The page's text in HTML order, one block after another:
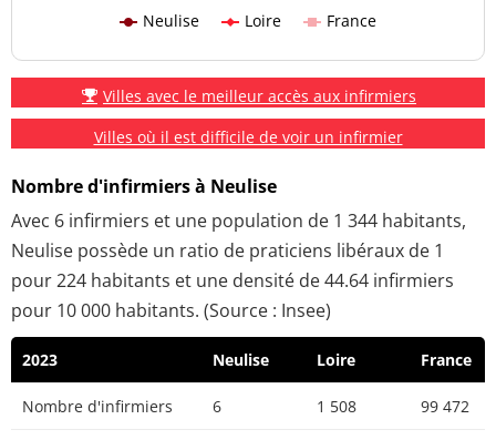
Neulise Loire France
Villes avec le meilleur accès aux infirmiers
Villes où il est difficile de voir un infirmier
Nombre d'infirmiers à Neulise
Avec 6 infirmiers et une population de 1 344 habitants,
Neulise possède un ratio de praticiens libéraux de 1
pour 224 habitants et une densité de 44.64 infirmiers
pour 10 000 habitants. (Source : Insee)
2023 Neulise Loire France
Nombre d'infirmiers 6 1 508 99 472